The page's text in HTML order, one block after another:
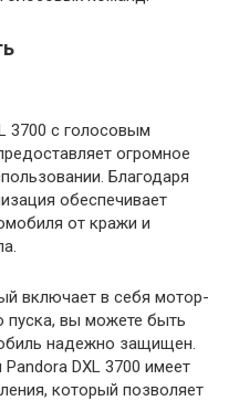
3700 с голосовым
огромное
Благодаря
обеспечивает
от кражи и
включает в себя мотор-
пуска, вы можете быть
надежно защищен.
DXL 3700 имеет
который позволяет